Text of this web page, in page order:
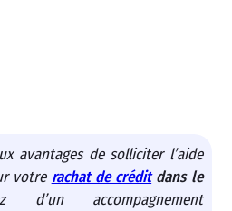
avantages de solliciter l’aide
votre rachat de créditdans le
d’un accompagnement